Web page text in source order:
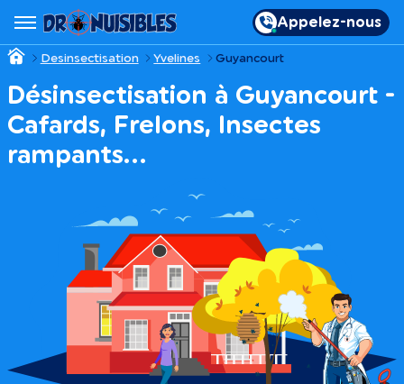
Appelez-nous
Desinsectisation Yvelines Guyancourt
Désinsectisation à Guyancourt -
Cafards, Frelons, Insectes
rampants…